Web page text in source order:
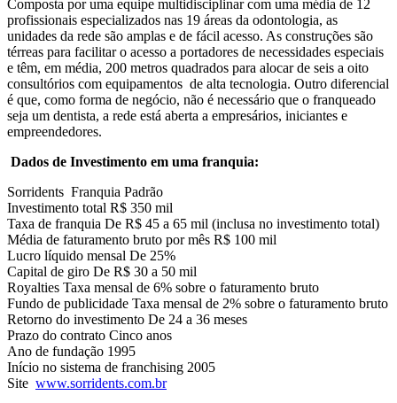
Composta por uma equipe multidisciplinar com uma média de 12
profissionais especializados nas 19 áreas da odontologia, as
unidades da rede são amplas e de fácil acesso. As construções são
térreas para facilitar o acesso a portadores de necessidades especiais
e têm, em média, 200 metros quadrados para alocar de seis a oito
consultórios com equipamentos de alta tecnologia. Outro diferencial
é que, como forma de negócio, não é necessário que o franqueado
seja um dentista, a rede está aberta a empresários, iniciantes e
empreendedores.
Dados de Investimento em uma franquia:
Sorridents Franquia Padrão
Investimento total R$ 350 mil
Taxa de franquia De R$ 45 a 65 mil (inclusa no investimento total)
Média de faturamento bruto por mês R$ 100 mil
Lucro líquido mensal De 25%
Capital de giro De R$ 30 a 50 mil
Royalties Taxa mensal de 6% sobre o faturamento bruto
Fundo de publicidade Taxa mensal de 2% sobre o faturamento bruto
Retorno do investimento De 24 a 36 meses
Prazo do contrato Cinco anos
Ano de fundação 1995
Início no sistema de franchising 2005
Site www.sorridents.com.br